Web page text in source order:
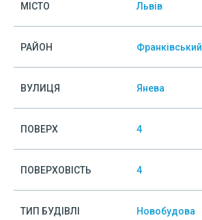
МІСТО Львів
РАЙОН Франківський
ВУЛИЦЯ Янева
ПОВЕРХ 4
ПОВЕРХОВІСТЬ 4
ТИП БУДІВЛІ Новобудова